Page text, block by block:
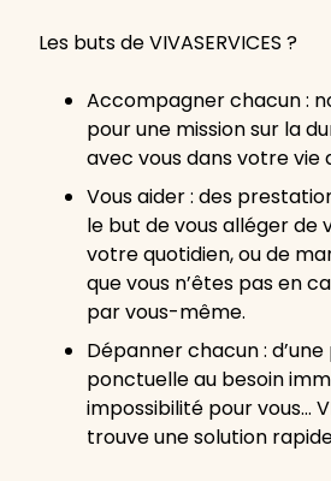
Les buts de VIVASERVICES ?
Accompagner chacun :
pour une mission sur la
avec vous dans votre vie
Vous aider : des
le but de vous alléger de
votre quotidien, ou de
que vous n’êtes pas en
par vous-même.
Dépanner chacun :
ponctuelle au besoin
impossibilité pour vous…
trouve une solution